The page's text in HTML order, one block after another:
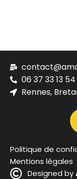
06 37 33 13 54
Rennes,
Politique de
Mentions légales
Designed by